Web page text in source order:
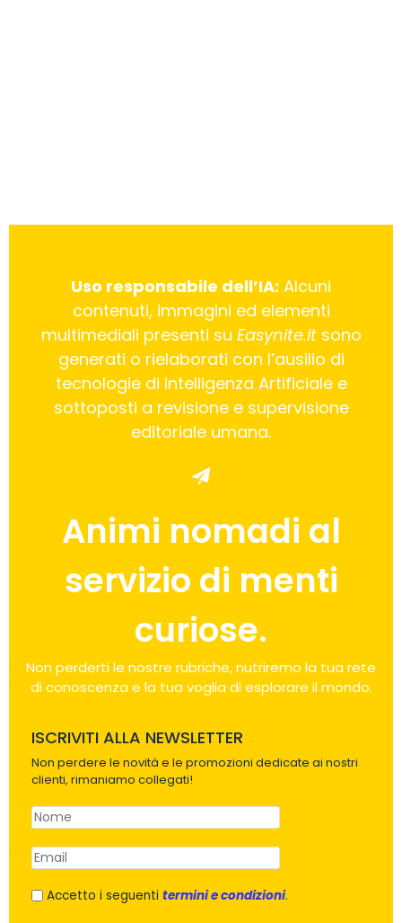
Uso responsabile dell’IA: Alcuni
contenuti, immagini ed elementi
multimediali presenti su Easynite.itsono
generati o rielaborati con l’ausilio di
tecnologie di Intelligenza Artificiale e
sottoposti a revisione e supervisione
editoriale umana.
Animi nomadi al
servizio di menti
curiose.
Non perderti le nostre rubriche, nutriremo la tua rete
di conoscenza e la tua voglia di esplorare il mondo.
ISCRIVITI ALLA NEWSLETTER
Non perdere le novità e le promozioni dedicate ai nostri
clienti, rimaniamo collegati!
Accetto i seguenti termini e condizioni.